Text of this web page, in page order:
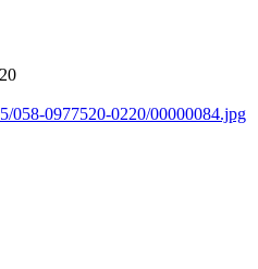
058-0977520-0220/00000084.jpg